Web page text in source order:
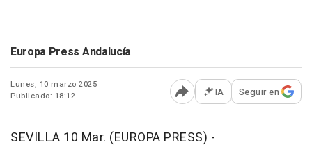
Europa Press Andalucía
Lunes, 10 marzo 2025
Publicado: 18:12
Abrir opciones para
IA Seguir en
SEVILLA 10 Mar. (EUROPA PRESS) -